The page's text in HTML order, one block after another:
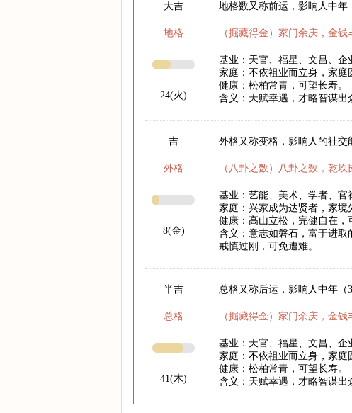
大吉
地格
24(火)
地格数又称前运，影响人中年
（掘藏得金）家门余庆，金
基业：天官、福星、文昌、企
家庭：不依祖业而立身，家庭
健康：松柏常青，可望长寿。
含义：天赋幸遇，才略智谋出
吉
外格
8(金)
外格又称变格，影响人的社交
（八卦之数）八卦之数，乾
基业：艺能、美术、学者、官
家庭：兴家成为达贤者，家境
健康：高山立松，完健自在，
含义：意志如磐石，富于进取
戒慎过刚，可免遭难。
半吉
总格
41(木)
总格又称后运，影响人中年（
（掘藏得金）家门余庆，金
基业：天官、福星、文昌、企
家庭：不依祖业而立身，家庭
健康：松柏常青，可望长寿。
含义：天赋幸遇，才略智谋出